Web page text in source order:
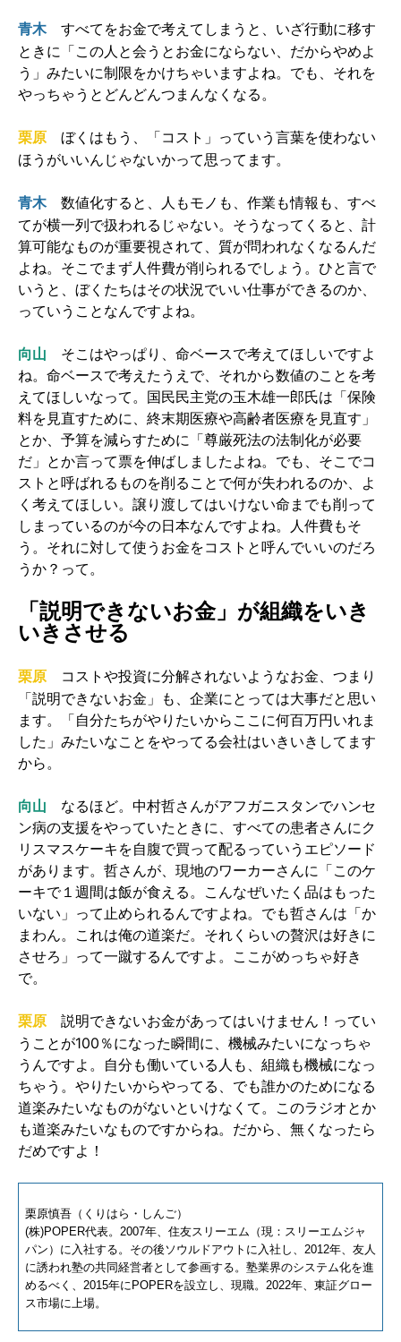
青木すべてをお金で考えてしまうと、いざ行動に移す
ときに「この人と会うとお金にならない、だからやめよ
う」みたいに制限をかけちゃいますよね。でも、それを
やっちゃうとどんどんつまんなくなる。
栗原 ぼくはもう、「コスト」っていう言葉を使わない
ほうがいいんじゃないかって思ってます。
青木数値化すると、人もモノも、作業も情報も、すべ
てが横一列で扱われるじゃない。そうなってくると、計
算可能なものが重要視されて、質が問われなくなるんだ
よね。そこでまず人件費が削られるでしょう。ひと言で
いうと、ぼくたちはその状況でいい仕事ができるのか、
っていうことなんですよね。
向山 そこはやっぱり、命ベースで考えてほしいですよ
ね。命ベースで考えたうえで、それから数値のことを考
えてほしいなって。国民民主党の玉木雄一郎氏は「保険
料を見直すために、終末期医療や高齢者医療を見直す」
とか、予算を減らすために「尊厳死法の法制化が必要
だ」とか言って票を伸ばしましたよね。でも、そこでコ
ストと呼ばれるものを削ることで何が失われるのか、よ
く考えてほしい。譲り渡してはいけない命までも削って
しまっているのが今の日本なんですよね。人件費もそ
う。それに対して使うお金をコストと呼んでいいのだろ
うか？って。
「説明できないお金」が組織をいき
いきさせる
栗原 コストや投資に分解されないようなお金、つまり
「説明できないお金」も、企業にとっては大事だと思い
ます。「自分たちがやりたいからここに何百万円いれま
した」みたいなことをやってる会社はいきいきしてます
から。
向山 なるほど。中村哲さんがアフガニスタンでハンセ
ン病の支援をやっていたときに、すべての患者さんにク
リスマスケーキを自腹で買って配るっていうエピソード
があります。哲さんが、現地のワーカーさんに「このケ
ーキで１週間は飯が食える。こんなぜいたく品はもった
いない」って止められるんですよね。でも哲さんは「か
まわん。これは俺の道楽だ。それくらいの贅沢は好きに
させろ」って一蹴するんですよ。ここがめっちゃ好き
で。
栗原 説明できないお金があってはいけません！ってい
うことが100％になった瞬間に、機械みたいになっちゃ
うんですよ。自分も働いている人も、組織も機械になっ
ちゃう。やりたいからやってる、でも誰かのためになる
道楽みたいなものがないといけなくて。このラジオとか
も道楽みたいなものですからね。だから、無くなったら
だめですよ！
栗原慎吾（くりはら・しんご）
(株)POPER代表。2007年、住友スリーエム（現：スリーエムジャ
パン）に入社する。その後ソウルドアウトに入社し、2012年、友人
に誘われ塾の共同経営者として参画する。塾業界のシステム化を進
めるべく、2015年にPOPERを設立し、現職。2022年、東証グロー
ス市場に上場。